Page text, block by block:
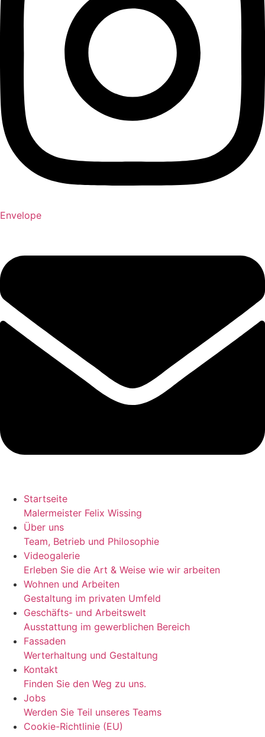
Envelope
Startseite
Malermeister Felix Wissing
Über uns
Team, Betrieb und Philosophie
Videogalerie
Erleben Sie die Art & Weise wie wir arbeiten
Wohnen und Arbeiten
Gestaltung im privaten Umfeld
Geschäfts- und Arbeitswelt
Ausstattung im gewerblichen Bereich
Fassaden
Werterhaltung und Gestaltung
Kontakt
Finden Sie den Weg zu uns.
Jobs
Werden Sie Teil unseres Teams
Cookie-Richtlinie (EU)